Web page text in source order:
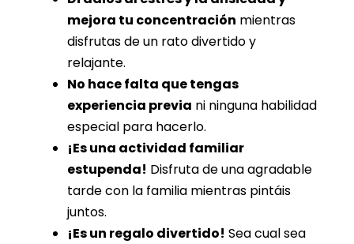
mejora tu concentración mientras
disfrutas de un rato divertido y
relajante.
No hace falta que tengas
experiencia previa ni ninguna habilidad
especial para hacerlo.
¡Es una actividad familiar
estupenda! Disfruta de una agradable
tarde con la familia mientras pintáis
juntos.
¡Es un regalo divertido! Sea cual sea